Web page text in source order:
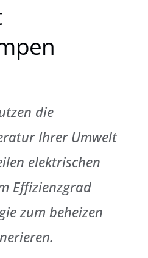
die
Ihrer Umwelt
elektrischen
Effizienzgrad
zum beheizen